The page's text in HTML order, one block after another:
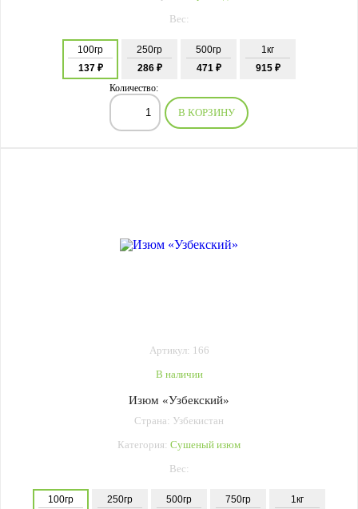
Вес:
100гр
137 ₽
250гр
286 ₽
500гр
471 ₽
1кг
915 ₽
Количество:
В КОРЗИНУ
Артикул: 166
В наличии
Изюм «Узбекский»
Страна: Узбекистан
Категория: Сушеный изюм
Вес:
100гр 250гр 500гр 750гр 1кг